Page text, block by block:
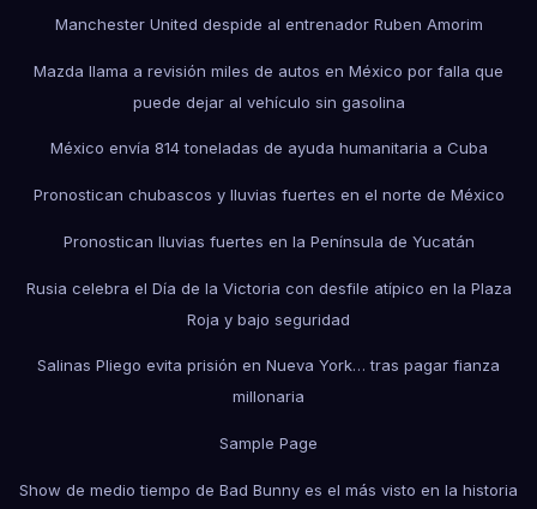
Manchester United despide al entrenador Ruben Amorim
Mazda llama a revisión miles de autos en México por falla que
puede dejar al vehículo sin gasolina
México envía 814 toneladas de ayuda humanitaria a Cuba
Pronostican chubascos y lluvias fuertes en el norte de México
Pronostican lluvias fuertes en la Península de Yucatán
Rusia celebra el Día de la Victoria con desfile atípico en la Plaza
Roja y bajo seguridad
Salinas Pliego evita prisión en Nueva York… tras pagar fianza
millonaria
Sample Page
Show de medio tiempo de Bad Bunny es el más visto en la historia